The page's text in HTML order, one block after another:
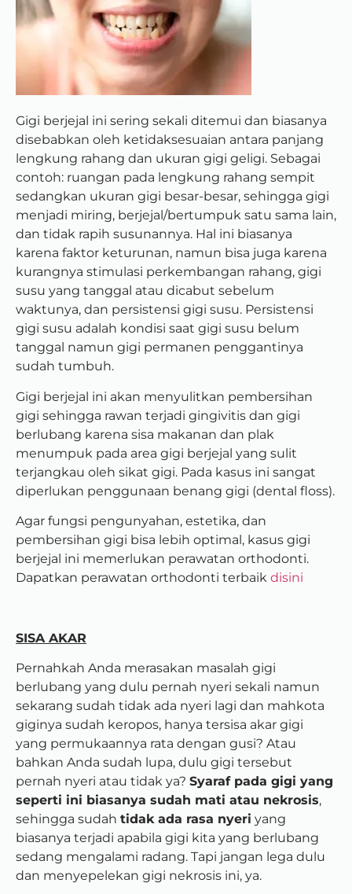
Gigi berjejal ini sering sekali ditemui dan biasanya
disebabkan oleh ketidaksesuaian antara panjang
lengkung rahang dan ukuran gigi geligi. Sebagai
contoh: ruangan pada lengkung rahang sempit
sedangkan ukuran gigi besar-besar, sehingga gigi
menjadi miring, berjejal/bertumpuk satu sama lain,
dan tidak rapih susunannya. Hal ini biasanya
karena faktor keturunan, namun bisa juga karena
kurangnya stimulasi perkembangan rahang, gigi
susu yang tanggal atau dicabut sebelum
waktunya, dan persistensi gigi susu. Persistensi
gigi susu adalah kondisi saat gigi susu belum
tanggal namun gigi permanen penggantinya
sudah tumbuh.
Gigi berjejal ini akan menyulitkan pembersihan
gigi sehingga rawan terjadi gingivitis dan gigi
berlubang karena sisa makanan dan plak
menumpuk pada area gigi berjejal yang sulit
terjangkau oleh sikat gigi. Pada kasus ini sangat
diperlukan penggunaan benang gigi (dental floss).
Agar fungsi pengunyahan, estetika, dan
pembersihan gigi bisa lebih optimal, kasus gigi
berjejal ini memerlukan perawatan orthodonti.
Dapatkan perawatan orthodonti terbaik disini
SISA AKAR
Pernahkah Anda merasakan masalah gigi
berlubang yang dulu pernah nyeri sekali namun
sekarang sudah tidak ada nyeri lagi dan mahkota
giginya sudah keropos, hanya tersisa akar gigi
yang permukaannya rata dengan gusi? Atau
bahkan Anda sudah lupa, dulu gigi tersebut
pernah nyeri atau tidak ya? Syaraf pada gigi yang
seperti ini biasanya sudah mati atau nekrosis,
sehingga sudah tidak ada rasa nyeri yang
biasanya terjadi apabila gigi kita yang berlubang
sedang mengalami radang. Tapi jangan lega dulu
dan menyepelekan gigi nekrosis ini, ya.